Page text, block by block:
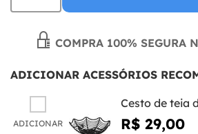
COMPRA 100% SEGURA
ADICIONAR ACESSÓRIOS
ADICIONAR
Cesto de teia
R$ 29,00